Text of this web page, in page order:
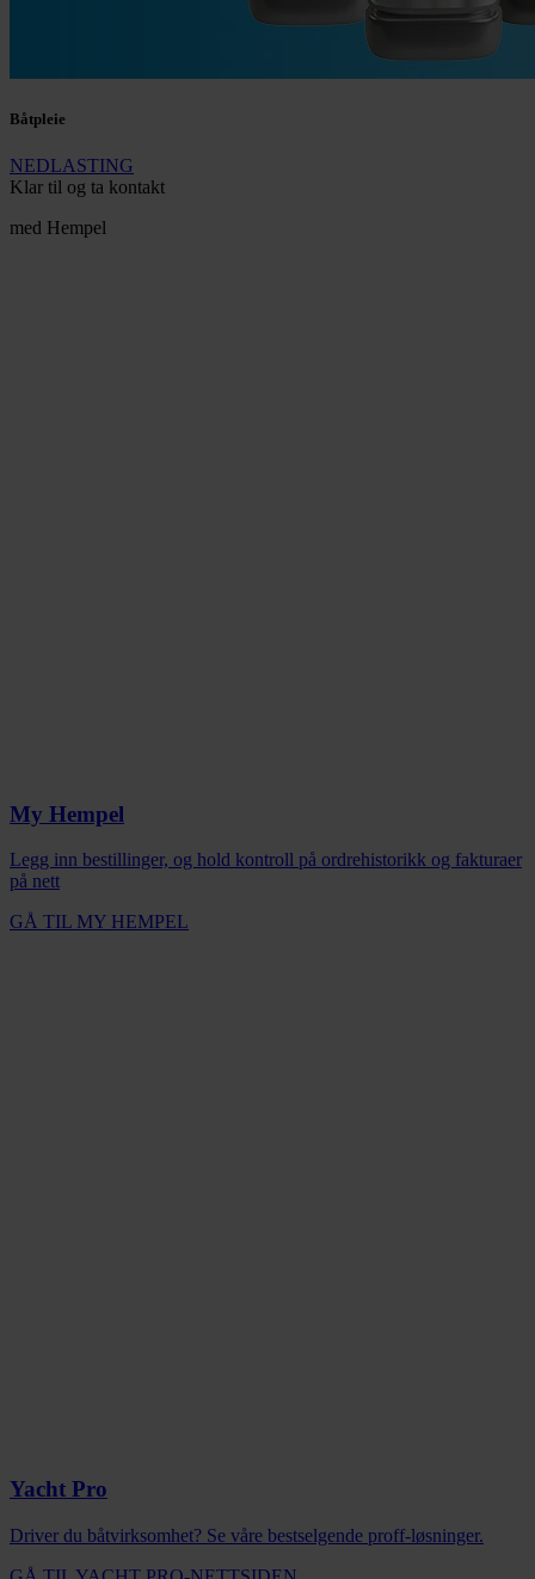
Båtpleie
NEDLASTING
Klar til og ta kontakt
med Hempel
My Hempel
Legg inn bestillinger, og hold kontroll på ordrehistorikk og fakturaer
på nett
GÅ TIL MY HEMPEL
Yacht Pro
Driver du båtvirksomhet? Se våre bestselgende proff-løsninger.